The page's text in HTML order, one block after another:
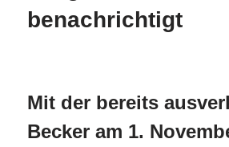
benachrichtigt
Mit der bereits
Becker am 1.